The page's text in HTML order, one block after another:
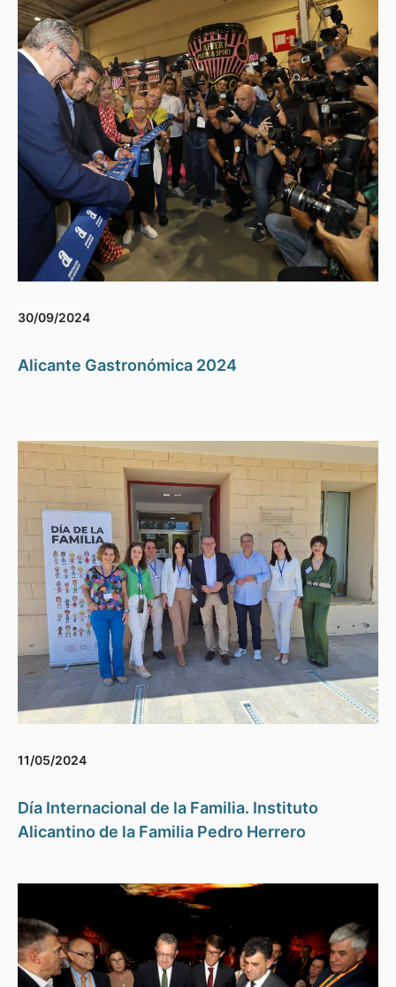
30/09/2024
Alicante Gastronómica 2024
11/05/2024
Día Internacional de la Familia. Instituto
Alicantino de la Familia Pedro Herrero